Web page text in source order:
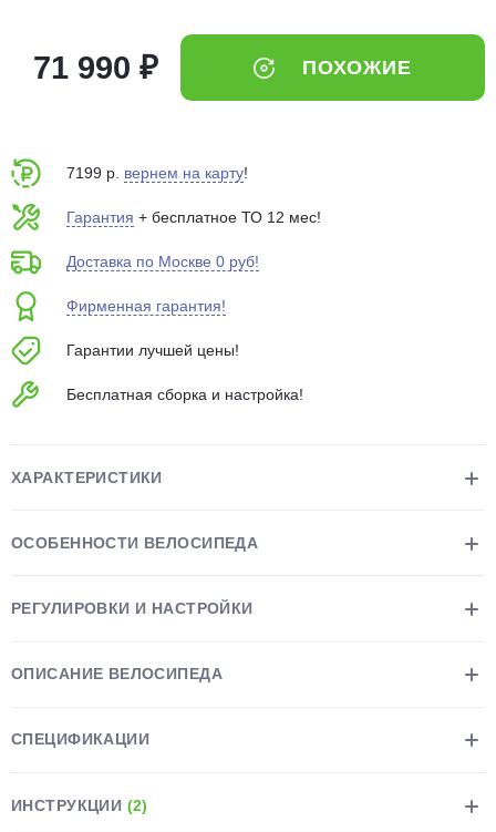
71 990 ₽ ПОХОЖИЕ
7199 р. вернем на карту!
Гарантия + бесплатное ТО 12 мес!
Доставка по Москве 0 руб!
Фирменная гарантия!
Гарантии лучшей цены!
Бесплатная сборка и настройка!
ХАРАКТЕРИСТИКИ
ОСОБЕННОСТИ ВЕЛОСИПЕДА
РЕГУЛИРОВКИ И НАСТРОЙКИ
ОПИСАНИЕ ВЕЛОСИПЕДА
СПЕЦИФИКАЦИИ
ИНСТРУКЦИИ (2)
выбранный способом
75% будут
Подробнее
Остались вопросы?